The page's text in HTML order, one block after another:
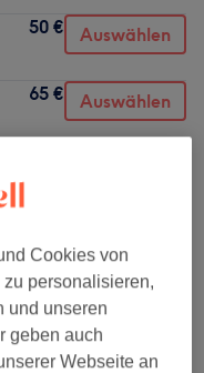
50 € Auswählen
65 € Auswählen
70 € Auswählen
80 € Auswählen
Cookies von
personalisieren,
und unseren
geben auch
Webseite an